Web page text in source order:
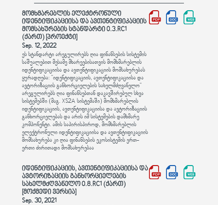
მომხმარებლის ელექტრონული
იდენტიფიკაციისა და ავთენტიფიკაციის
მომსახურების სტანდარტი 0.3.RC1
(ქართ) [პროექტი]
Sep. 12, 2022
ეს სტანდარტი არეგულირებს ღია ფინანსების სისტემის
საშუალებით მესამე მხარეებისათვის მომხმარებლის
იდენტიფიკაციისა და ავთენტიფიკაციის მომსახურებას
ყურადღება: "იდენტიფიკაციის, ავთენტიფიკაციისა და
ავტორიზაციის განხორციელების სახელმძღვანელო"
არეგულირებს ღია ფინანსებთან დაკავშირებულ სხვა
სისტემებში (მაგ. XS2A სისტემაში) მომხმარებლის
იდენტიფიკაციის, ავთენტიფიკაციისა და ავტორიზაციის
განხორციელებას და არის იმ სისტემების დამხმარე
კომპონენტი. ამის საპირისპიროდ, მომხმარებლის
ელექტრონული იდენტიფიკაციისა და ავთენტიფიკაციის
მომსახურება კი ღია ფინანსების ეკოსისტემის ერთ-
ერთი ძირითადი მომსახურებაა
იდენტიფიკაციის, ავთენტიფიკაციისა და
ავტორიზაციის განხორციელების
სახელმძღვანელო 0.8.RC1 (ქართ)
[მოქმედი ვერსია]
Sep. 30, 2021